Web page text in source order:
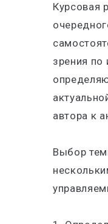
Курсовая
зрения
автора к
Выбор